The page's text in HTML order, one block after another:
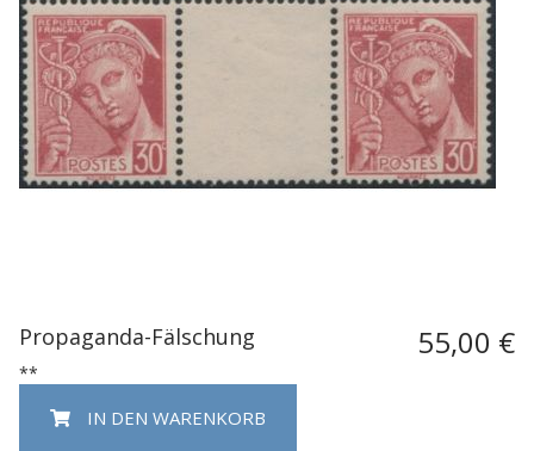
Propaganda-Fälschung 55,00 €
**
IN DEN WARENKORB